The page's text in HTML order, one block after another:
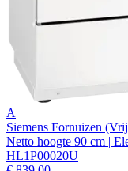
A
Siemens Fornuizen
Netto hoogte 90 cm |
HL1P00020U